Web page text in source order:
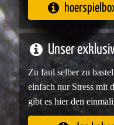
Unser
Zu faul selber zu
einfach nur Stress mit
gibt es hier den